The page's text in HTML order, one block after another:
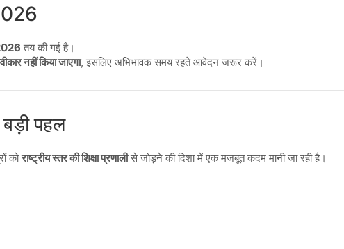
तय की गई है।
नहीं किया जाएगा, इसलिए अभिभावक समय रहते आवेदन जरूर करें।
बड़ी पहल
कोराष्ट्रीय स्तर की शिक्षा प्रणालीसे जोड़ने की दिशा में एक मजबूत कदम मानी जा रही है।